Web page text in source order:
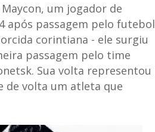
um jogador de
após passagem pelo futebol
corintiana - ele surgiu
passagem pelo time
Sua volta representou
de volta um atleta que